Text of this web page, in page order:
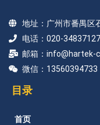
地址：广州市番禺区
电话：020-34837127
邮箱：info@hartek-
微信：13560394733
目录
首页